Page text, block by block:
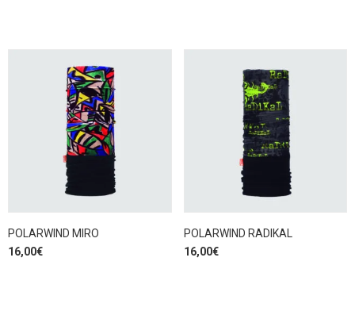
POLARWIND MIRO
16,00€
POLARWIND RADIKAL
16,00€